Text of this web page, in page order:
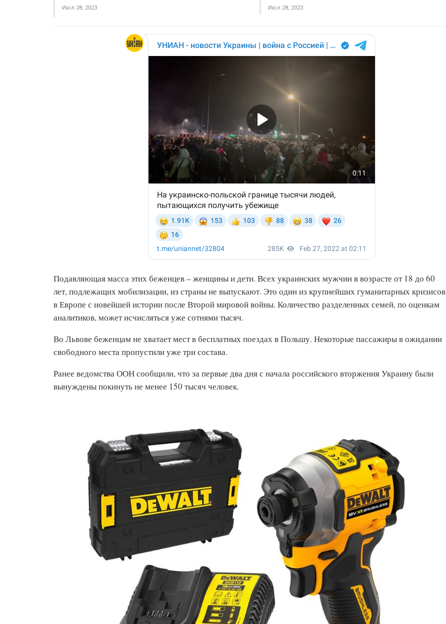
Июл 28, 2023 Июл 28, 2023
Подавляющая масса этих беженцев – женщины и дети. Всех украинских мужчин в возрасте от 18 до 60
лет, подлежащих мобилизации, из страны не выпускают. Это один из крупнейших гуманитарных кризисов
в Европе с новейшей истории после Второй мировой войны. Количество разделенных семей, по оценкам
аналитиков, может исчисляться уже сотнями тысяч.
Во Львове беженцам не хватает мест в бесплатных поездах в Польшу. Некоторые пассажиры в ожидании
свободного места пропустили уже три состава.
Ранее ведомства ООН сообщили, что за первые два дня с начала российского вторжения Украину были
вынуждены покинуть не менее 150 тысяч человек.